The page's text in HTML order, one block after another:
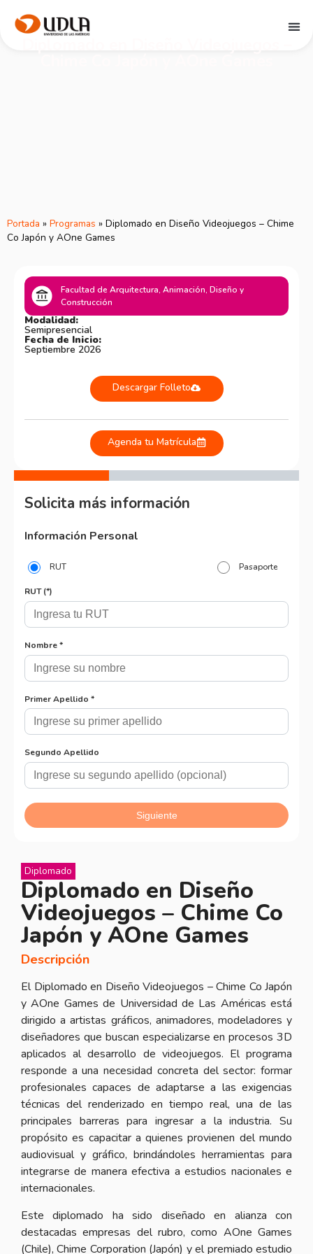
Portada » Programas » Diplomado en Diseño Videojuegos – Chime
Co Japón y AOne Games
Facultad de Arquitectura, Animación, Diseño y
Construcción
Modalidad:
Semipresencial
Fecha de Inicio:
Septiembre 2026
Descargar Folleto
Agenda tu Matrícula
Diplomado
Diplomado en Diseño
Videojuegos – Chime Co
Japón y AOne Games
Descripción
El Diplomado en Diseño Videojuegos – Chime Co Japón
y AOne Games de Universidad de Las Américas está
dirigido a artistas gráficos, animadores, modeladores y
diseñadores que buscan especializarse en procesos 3D
aplicados al desarrollo de videojuegos. El programa
responde a una necesidad concreta del sector: formar
profesionales capaces de adaptarse a las exigencias
técnicas del renderizado en tiempo real, una de las
principales barreras para ingresar a la industria. Su
propósito es capacitar a quienes provienen del mundo
audiovisual y gráfico, brindándoles herramientas para
integrarse de manera efectiva a estudios nacionales e
internacionales.
Este diplomado ha sido diseñado en alianza con
destacadas empresas del rubro, como AOne Games
(Chile), Chime Corporation (Japón) y el premiado estudio